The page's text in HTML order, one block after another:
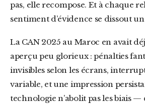
pas, elle recompose. Et à chaque
sentiment d’évidence se dissout
La CAN 2025 au Maroc en avait déjà donné un
aperçu peu glorieux : pénalties
invisibles selon les écrans,
variable, et une impression
technologie n’abolit pas les biais —